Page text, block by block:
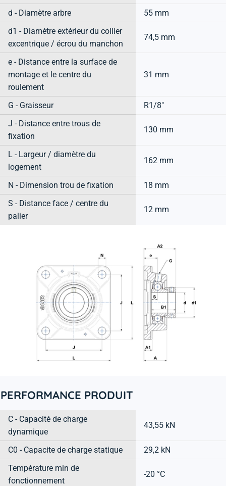
d - Diamètre arbre
55 mm
d1 - Diamètre extérieur du collier
excentrique / écrou du manchon
74,5 mm
e - Distance entre la surface de
montage et le centre du
roulement
31 mm
G - Graisseur
R1/8"
J - Distance entre trous de
fixation
130 mm
L - Largeur / diamètre du
logement
162 mm
N - Dimension trou de fixation
18 mm
S - Distance face / centre du
palier
12 mm
PERFORMANCE PRODUIT
C - Capacité de charge
dynamique
43,55 kN
C0 - Capacite de charge statique
29,2 kN
Température min de
fonctionnement
-20 °C